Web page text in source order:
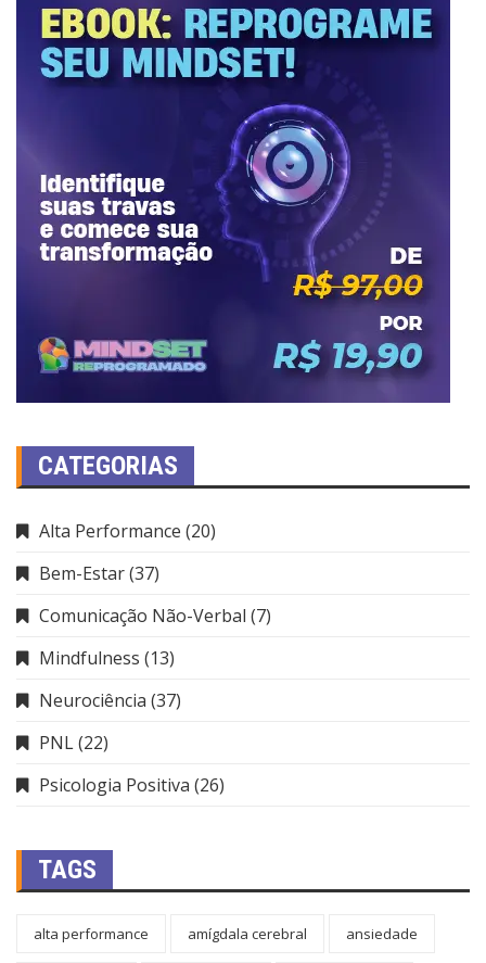
CATEGORIAS
Alta Performance (20)
Bem-Estar(37)
Comunicação Não-Verbal (7)
Mindfulness (13)
Neurociência (37)
PNL(22)
Psicologia Positiva (26)
TAGS
alta performance amígdala cerebral ansiedade